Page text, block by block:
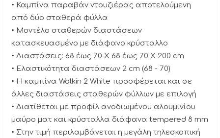
• Καμπίνα παραβάν ντουζιέρας αποτελούμενη
από δύο σταθερά φύλλα
• Μοντέλο σταθερών διαστάσεων
κατασκευασμένο με διάφανο κρύσταλλο
• Διαστάσεις: 68 έως 70 Χ 68 έως 70 Χ 200 cm
• Ελαστικότητα διαστάσεων 2 cm (68 - 70)
• Η καμπίνα Walkin 2 White προσφέρεται και σε
άλλες διαστάσεις σταθερών φύλλων με επιλογή
• Διατίθεται με προφίλ ανοδιωμένου αλουμινίου
μαύρο ματ και κρύσταλλα διάφανα tempered 8 mm
• Στην τιμή περιλαμβάνεται η μεγάλη τηλεσκοπική